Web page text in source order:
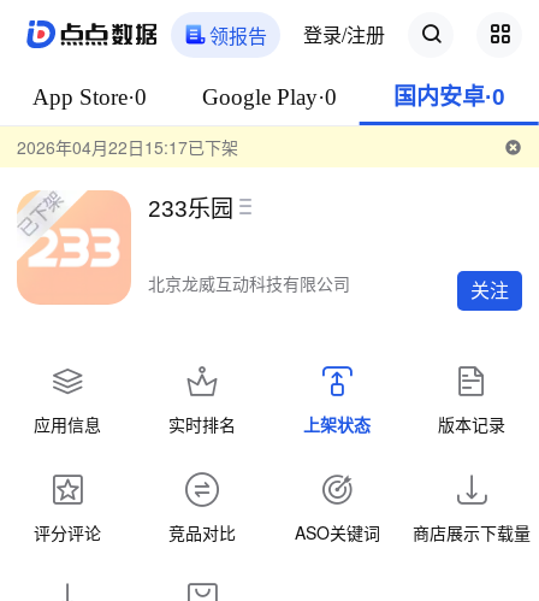
领报告 登录/注册
App Store·0 Google Play·0 国内安卓·0
2026年04月22日15:17已下架
233乐园
北京龙威互动科技有限公司 关注
应用信息 实时排名 上架状态 版本记录
评分评论 竞品对比 ASO关键词 商店展示下载量